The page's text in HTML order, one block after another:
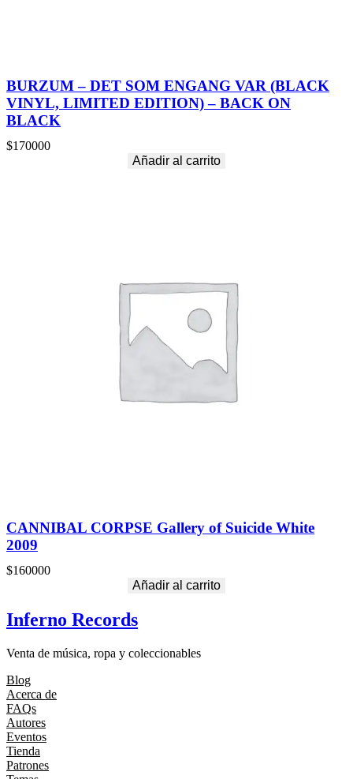
BURZUM – DET SOM ENGANG VAR (BLACK
VINYL, LIMITED EDITION) – BACK ON
BLACK
$170000
Añadir al carrito
CANNIBAL CORPSE Gallery of Suicide White
2009
$160000
Añadir al carrito
Inferno Records
Venta de música, ropa y coleccionables
Blog
Acerca de
FAQs
Autores
Eventos
Tienda
Patrones